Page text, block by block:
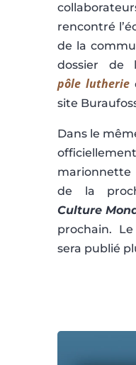
rencontré
de la
dossier de
pôle lutherie
site
Dans le
de la
Culture
prochain.
sera publié